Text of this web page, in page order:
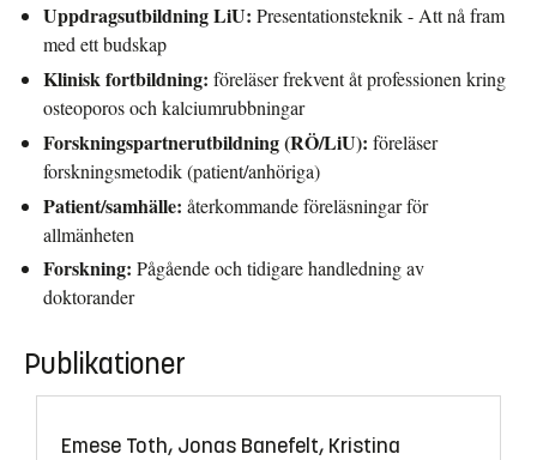
Uppdragsutbildning LiU: Presentationsteknik - Att nå fram
med ett budskap
Klinisk fortbildning: föreläser frekvent åt professionen kring
osteoporos och kalciumrubbningar
Forskningspartnerutbildning (RÖ/LiU): föreläser
forskningsmetodik (patient/anhöriga)
Patient/samhälle: återkommande föreläsningar för
allmänheten
Forskning: Pågående och tidigare handledning av
doktorander
Publikationer
Emese Toth, Jonas Banefelt, Kristina